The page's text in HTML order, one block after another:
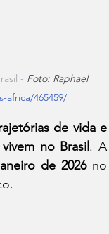
- Foto: Raphael
africa/465459/
de vida e
no Brasil . A
de 2026